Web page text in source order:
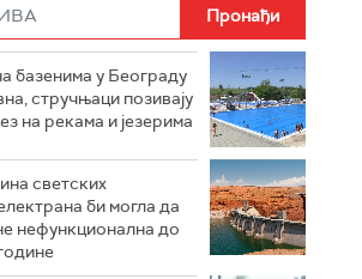
базенима у Београду
стручњаци позивају
на рекама и језерима
светских
би могла да
нефункционална до